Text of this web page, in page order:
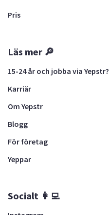
Pris
Läs mer 🔎
15-24 år och jobba via Yepstr?
Karriär
Om Yepstr
Blogg
För företag
Yeppar
Socialt 👩‍💻